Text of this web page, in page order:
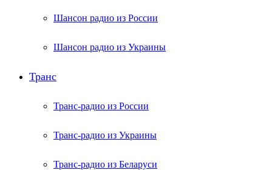
Шансон радио из России
Шансон радио из Украины
Транс
Транс-радио из России
Транс-радио из Украины
Транс-радио из Беларуси